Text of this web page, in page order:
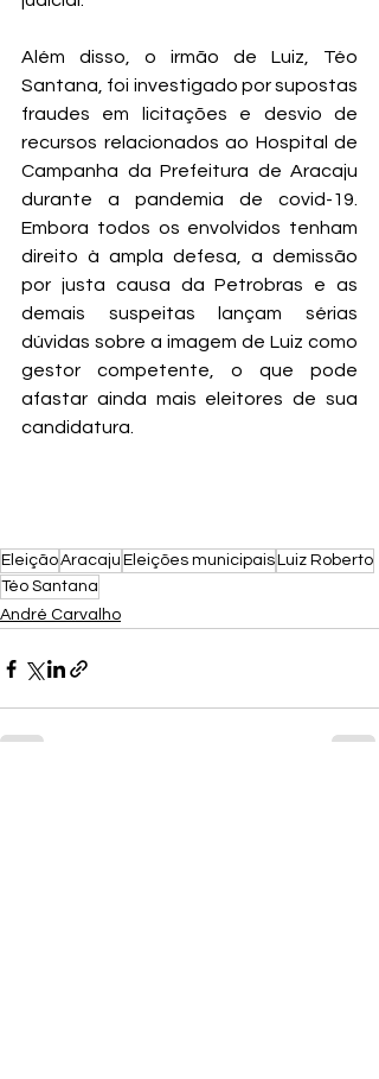
Além disso, o irmão de Luiz, Téo
Santana, foi investigado por supostas
fraudes em licitações e desvio de
recursos relacionados ao Hospital de
Campanha da Prefeitura de Aracaju
durante a pandemia de covid-19.
Embora todos os envolvidos tenham
direito à ampla defesa, a demissão
por justa causa da Petrobras e as
demais suspeitas lançam sérias
dúvidas sobre a imagem de Luiz como
gestor competente, o que pode
afastar ainda mais eleitores de sua
candidatura.
EleiçãoAracaju Eleições municipais Luiz Roberto
Téo Santana
André Carvalho